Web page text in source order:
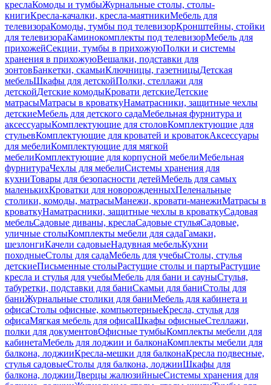
креслаКомоды и тумбыЖурнальные столы, столы-
книгиКресла-качалки, кресла-маятникиМебель для
телевизораКомоды, тумбы под телевизорКронштейны, стойки
для телевизораКаминокомплекты под телевизорМебель для
прихожейСекции, тумбы в прихожуюПолки и системы
хранения в прихожуюВешалки, подставки для
зонтовБанкетки, скамьиКлючницы, газетницыДетская
мебельШкафы для детскойПолки, стеллажи для
детскойДетские комодыКровати детскиеДетские
матрасыМатрасы в кроваткуНаматрасники, защитные чехлы
детскиеМебель для детского садаМебельная фурнитура и
аксессуарыКомплектующие для столовКомплектующие для
стульевКомплектующие для кроватей и кроватокАксессуары
для мебелиКомплектующие для мягкой
мебелиКомплектующие для корпусной мебелиМебельная
фурнитураЧехлы для мебелиСистемы хранения для
кухниТовары для безопасности детейМебель для самых
маленькихКроватки для новорожденныхПеленальные
столики, комоды, матрасыМанежи, кровати-манежиМатрасы в
кроваткуНаматрасники, защитные чехлы в кроваткуСадовая
мебельСадовые диваны, креслаСадовые стульяСадовые,
уличные столыКомплекты мебели для садаГамаки,
шезлонгиКачели садовыеНадувная мебельКухни
походныеСтолы для садаМебель для учебыСтолы, стулья
детскиеПисьменные столыРастущие столы и партыРастущие
кресла и стулья для учебыМебель для бани и сауныСтулья,
табуретки, подставки для баниСкамьи для баниСтолы для
баниЖурнальные столики для баниМебель для кабинета и
офисаСтолы офисные, компьютерныеКресла, стулья для
офисаМягкая мебель для офисаШкафы офисныеСтеллажи,
полки для документовОфисные тумбыКомплекты мебели для
кабинетаМебель для лоджии и балконаКомплекты мебели для
балкона, лоджииКресла-мешки для балконаКресла подвесные,
стулья садовыеСтолы для балкона, лоджииШкафы для
балкона, лоджииДверцы жалюзийныеСистемы хранения для